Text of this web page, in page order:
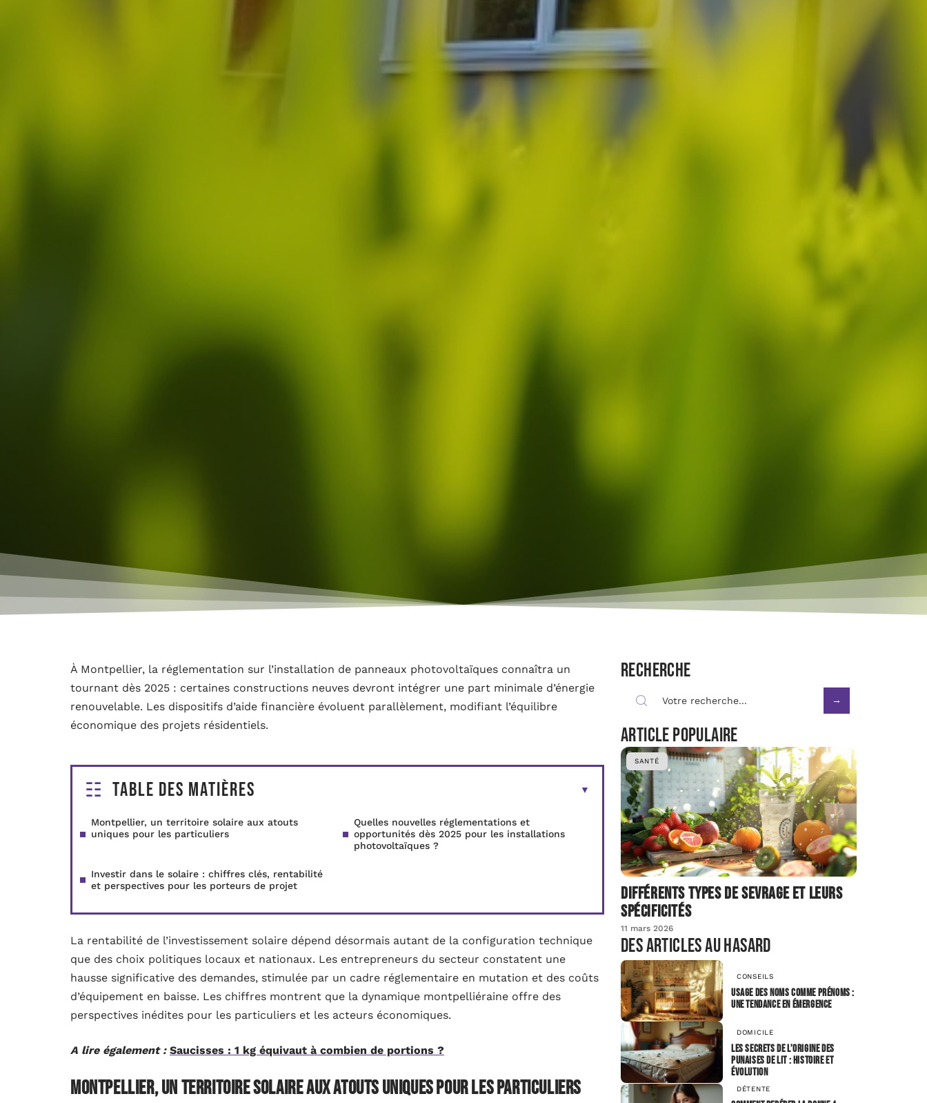
À Montpellier, la réglementation sur l’installation de panneaux photovoltaïques connaîtra un
tournant dès 2025 : certaines constructions neuves devront intégrer une part minimale d’énergie
renouvelable. Les dispositifs d’aide financière évoluent parallèlement, modifiant l’équilibre
économique des projets résidentiels.
Table des matières
Montpellier, un territoire solaire aux atouts
uniques pour les particuliers
Quelles nouvelles réglementations et
opportunités dès 2025 pour les installations
photovoltaïques ?
Investir dans le solaire : chiffres clés, rentabilité
et perspectives pour les porteurs de projet
La rentabilité de l’investissement solaire dépend désormais autant de la configuration technique
que des choix politiques locaux et nationaux. Les entrepreneurs du secteur constatent une
hausse significative des demandes, stimulée par un cadre réglementaire en mutation et des coûts
d’équipement en baisse. Les chiffres montrent que la dynamique montpelliéraine offre des
perspectives inédites pour les particuliers et les acteurs économiques.
A lire également : Saucisses : 1 kg équivaut à combien de portions ?
Montpellier, un territoire solaire aux atouts uniques pour les particuliers
Recherche
Article populaire
SANTÉ
Différents types de sevrage et leurs
spécificités
11 mars 2026
Des articles au hasard
CONSEILS
Usage des noms comme prénoms :
une tendance en émergence
DOMICILE
Les secrets de l’origine des
punaises de lit : histoire et
évolution
DÉTENTE